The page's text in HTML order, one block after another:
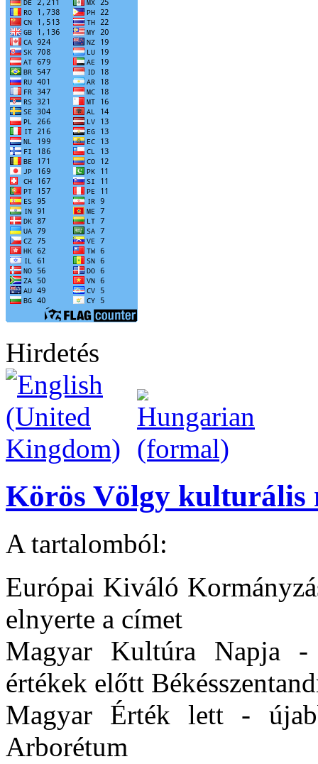
Hirdetés
Körös Völgy kulturális
A tartalomból:
Európai Kiváló
elnyerte a címet
Magyar Kultúra Napja -
értékek előtt
Magyar Érték lett -
Arborétum